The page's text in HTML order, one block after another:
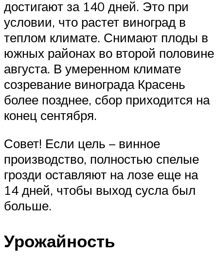
достигают за 140 дней. Это при
условии, что растет виноград в
теплом климате. Снимают плоды в
южных районах во второй половине
августа. В умеренном климате
созревание винограда Красень
более позднее, сбор приходится на
конец сентября.
Совет! Если цель – винное
производство, полностью спелые
грозди оставляют на лозе еще на
14 дней, чтобы выход сусла был
больше.
Урожайность